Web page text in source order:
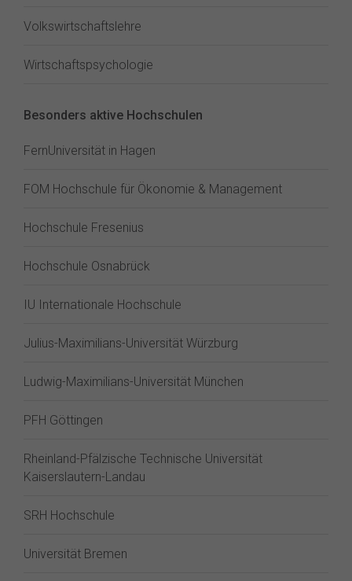
Volkswirtschaftslehre
Wirtschaftspsychologie
Besonders aktive Hochschulen
FernUniversität in Hagen
FOM Hochschule für Ökonomie & Management
Hochschule Fresenius
Hochschule Osnabrück
IU Internationale Hochschule
Julius-Maximilians-Universität Würzburg
Ludwig-Maximilians-Universität München
PFH Göttingen
Rheinland-Pfälzische Technische Universität
Kaiserslautern-Landau
SRH Hochschule
Universität Bremen